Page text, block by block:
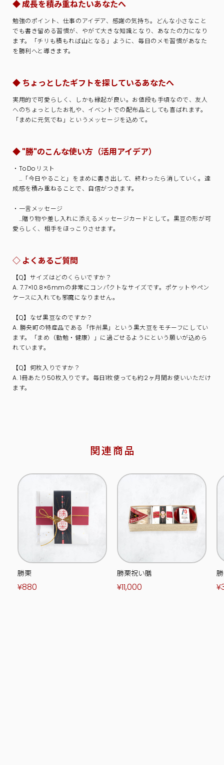
◆ 成長を積み重ねたいあなたへ
勉強のポイント、仕事のアイデア、感謝の気持ち。どんな小さなこと
でも書き留める習慣が、やがて大きな知識となり、あなたの力になり
ます。「チリも積もれば山となる」ように、毎日のメモ習慣があなた
を勝利へと導きます。
◆ ちょっとしたギフトを探しているあなたへ
実用的で可愛らしく、しかも縁起が良い。お値段も手頃なので、友人
へのちょっとしたお礼や、イベントでの配布品としても喜ばれます。
「まめに元気でね」というメッセージを込めて。
◆ "勝"のこんな使い方（活用アイデア）
・ToDoリスト
…「今日やること」をまめに書き出して、終わったら消していく。達
成感を積み重ねることで、自信がつきます。
・一言メッセージ
…贈り物や差し入れに添えるメッセージカードとして。黒豆の形が可
愛らしく、相手をほっこりさせます。
◇ よくあるご質問
【Q】サイズはどのくらいですか？
A. 7.7×10.8×6mmの非常にコンパクトなサイズです。ポケットやペン
ケースに入れても邪魔になりません。
【Q】なぜ黒豆なのですか？
A. 勝央町の特産品である「作州黒」という黒大豆をモチーフにしてい
ます。「まめ（勤勉・健康）」に過ごせるようにという願いが込めら
れています。
【Q】何枚入りですか？
A. 1冊あたり50枚入りです。毎日1枚使っても約2ヶ月間お使いいただけ
ます。
関連商品
勝栗
¥880
勝栗祝い膳
¥11,000